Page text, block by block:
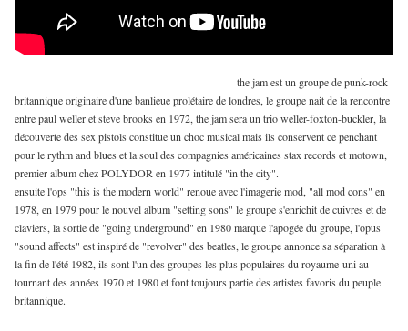
the jam est un groupe de punk-rock
britannique originaire d'une banlieue prolétaire de londres, le groupe nait de la rencontre
entre paul weller et steve brooks en 1972, the jam sera un trio weller-foxton-buckler, la
découverte des sex pistols constitue un choc musical mais ils conservent ce penchant
pour le rythm and blues et la soul des compagnies américaines stax records et motown,
premier album chez POLYDOR en 1977 intitulé "in the city".
ensuite l'ops "this is the modern world" renoue avec l'imagerie mod, "all mod cons" en
1978, en 1979 pour le nouvel album "setting sons" le groupe s'enrichit de cuivres et de
claviers, la sortie de "going underground" en 1980 marque l'apogée du groupe, l'opus
"sound affects" est inspiré de "revolver" des beatles, le groupe annonce sa séparation à
la fin de l'été 1982, ils sont l'un des groupes les plus populaires du royaume-uni au
tournant des années 1970 et 1980 et font toujours partie des artistes favoris du peuple
britannique.